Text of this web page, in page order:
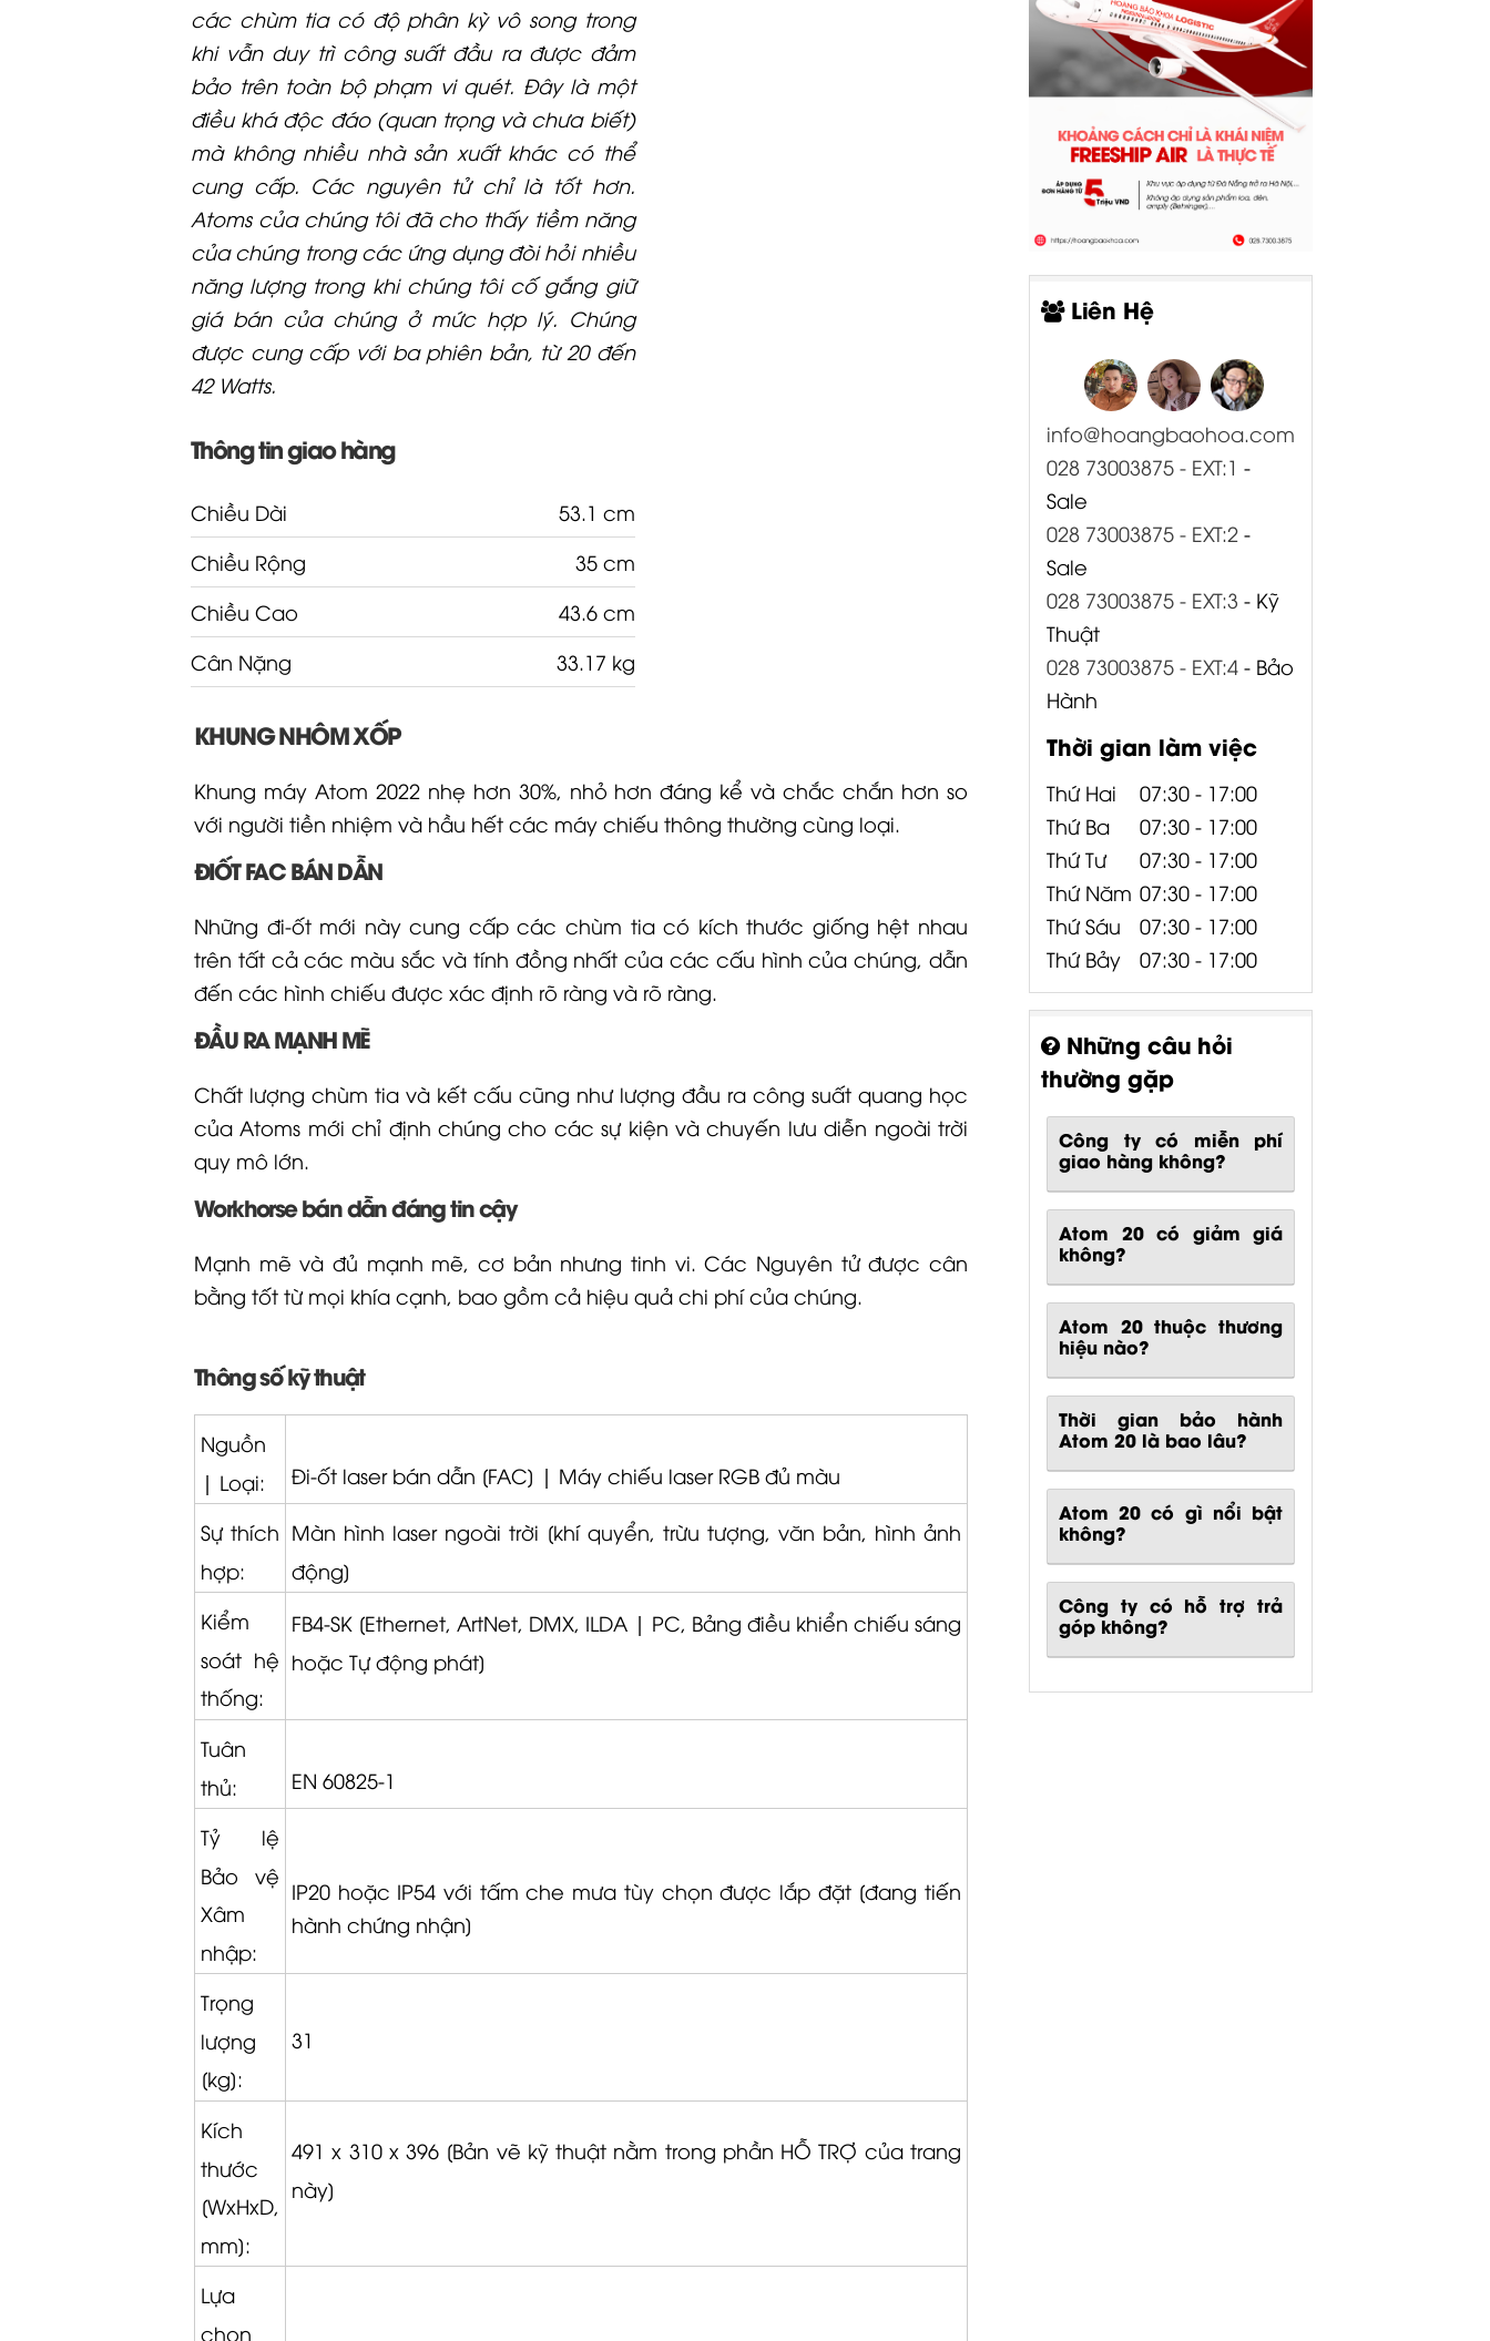
các chùm tia có độ phân kỳ vô song trong
khi vẫn duy trì công suất đầu ra được đảm
bảo trên toàn bộ phạm vi quét. Đây là một
điều khá độc đáo (quan trọng và chưa biết)
mà không nhiều nhà sản xuất khác có thể
cung cấp. Các nguyên tử chỉ là tốt hơn.
Atoms của chúng tôi đã cho thấy tiềm năng
của chúng trong các ứng dụng đòi hỏi nhiều
năng lượng trong khi chúng tôi cố gắng giữ
giá bán của chúng ở mức hợp lý. Chúng
được cung cấp với ba phiên bản, từ 20 đến
42 Watts.
Thông tin giao hàng
Chiều Dài
53.1 cm
Chiều Rộng
35 cm
Chiều Cao
43.6 cm
Cân Nặng
33.17 kg
KHUNG NHÔM XỐP
Khung máy Atom 2022 nhẹ hơn 30%, nhỏ hơn đáng kể và chắc chắn hơn so
với người tiền nhiệm và hầu hết các máy chiếu thông thường cùng loại.
ĐIỐT FAC BÁN DẪN
Những đi-ốt mới này cung cấp các chùm tia có kích thước giống hệt nhau
trên tất cả các màu sắc và tính đồng nhất của các cấu hình của chúng, dẫn
đến các hình chiếu được xác định rõ ràng và rõ ràng.
ĐẦU RA MẠNH MẼ
Chất lượng chùm tia và kết cấu cũng như lượng đầu ra công suất quang học
của Atoms mới chỉ định chúng cho các sự kiện và chuyến lưu diễn ngoài trời
quy mô lớn.
Workhorse bán dẫn đáng tin cậy
Mạnh mẽ và đủ mạnh mẽ, cơ bản nhưng tinh vi. Các Nguyên tử được cân
bằng tốt từ mọi khía cạnh, bao gồm cả hiệu quả chi phí của chúng.
Thông số kỹ thuật
Nguồn
| Loại: Đi-ốt laser bán dẫn [FAC] | Máy chiếu laser RGB đủ màu
Sự thích
hợp:
Màn hình laser ngoài trời [khí quyển, trừu tượng, văn bản, hình ảnh
động]
Kiểm
soát hệ
thống:
FB4-SK [Ethernet, ArtNet, DMX, ILDA | PC, Bảng điều khiển chiếu sáng
hoặc Tự động phát]
Tuân
thủ:
EN 60825-1
Tỷ lệ
Bảo vệ
Xâm
nhập:
IP20 hoặc IP54 với tấm che mưa tùy chọn được lắp đặt [đang tiến
hành chứng nhận]
Trọng
lượng
[kg]:
31
Kích
thước
[WxHxD,
mm]:
491 x 310 x 396 [Bản vẽ kỹ thuật nằm trong phần HỖ TRỢ của trang
này]
Lựa
chọn
Liên Hệ
info@hoangbaohoa.com
028 73003875 - EXT:1 -
Sale
028 73003875 - EXT:2 -
Sale
028 73003875 - EXT:3 - Kỹ
Thuật
028 73003875 - EXT:4 - Bảo
Hành
Thời gian làm việc
Thứ Hai
07:30 - 17:00
Thứ Ba
07:30 - 17:00
Thứ Tư
07:30 - 17:00
Thứ Năm 07:30 - 17:00
Thứ Sáu
07:30 - 17:00
Thứ Bảy
07:30 - 17:00
Những câu hỏi
thường gặp
Công ty có miễn phí
giao hàng không?
Atom 20 có giảm giá
không?
Atom 20 thuộc thương
hiệu nào?
Thời gian bảo hành
Atom 20 là bao lâu?
Atom 20 có gì nổi bật
không?
Công ty có hỗ trợ trả
góp không?